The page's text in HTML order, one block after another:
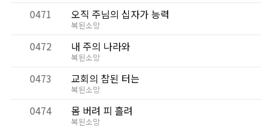
0471 오직 주님의 십자가 능력
복된소망
0472 내 주의 나라와
복된소망
0473 교회의 참된 터는
복된소망
0474 몸 버려 피 흘려
복된소망